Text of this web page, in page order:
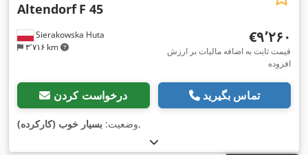
Sierakowska Huta
۳٬۷۱۶ km
Altendorf F 45
‎€۹٬۲۶۰
قیمت ثابت به اضافه مالیات بر ارزش
افزوده
درخواست کردن تماس بگیرید
وضعیت: بسیار خوب (کارکرده) ,